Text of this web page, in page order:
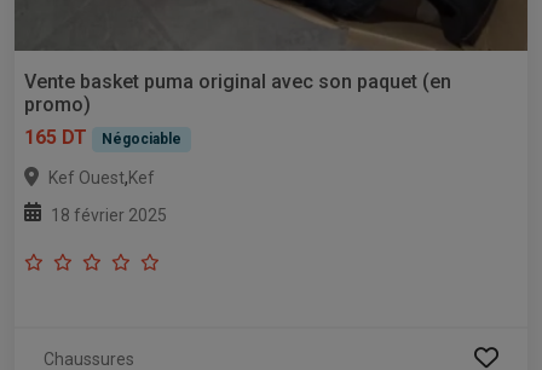
Vente basket puma original avec son paquet (en
promo)
165 DT
Négociable
Kef Ouest,Kef
18 février 2025
Chaussures